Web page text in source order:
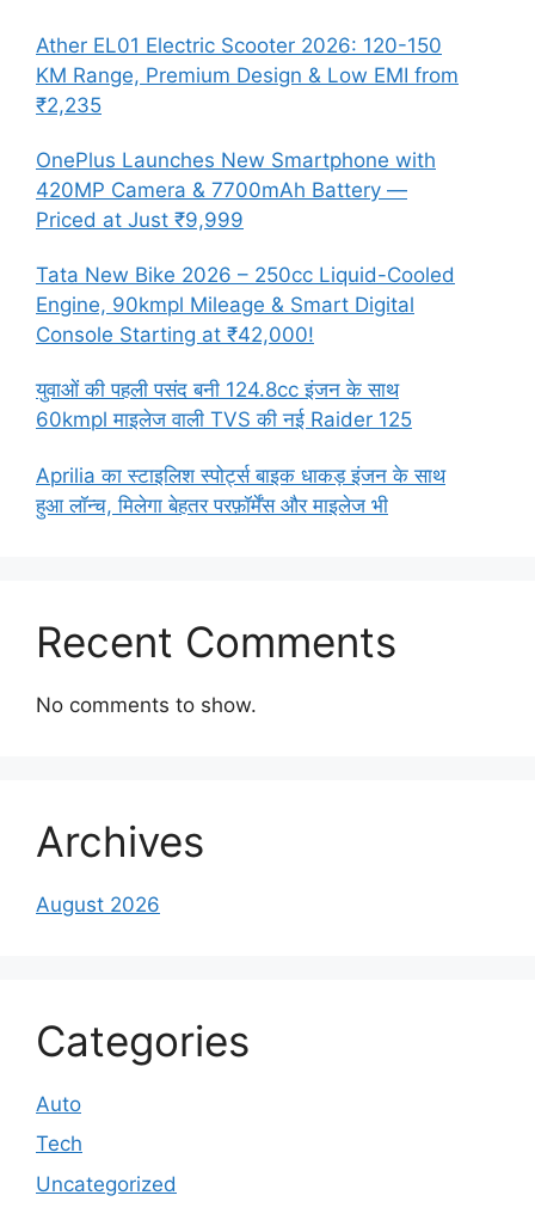
Ather EL01 Electric Scooter 2026: 120-150
KM Range, Premium Design & Low EMI from
₹2,235
OnePlus Launches New Smartphone with
420MP Camera & 7700mAh Battery —
Priced at Just ₹9,999
Tata New Bike 2026 – 250cc Liquid-Cooled
Engine, 90kmpl Mileage & Smart Digital
Console Starting at ₹42,000!
युवाओं की पहली पसंद बनी 124.8cc इंजन के साथ
60kmpl माइलेज वाली TVS की नई Raider 125
Aprilia का स्टाइलिश स्पोर्ट्स बाइक धाकड़ इंजन के साथ
हुआ लॉन्च, मिलेगा बेहतर परफ़ॉर्मेंस और माइलेज भी
Recent Comments
No comments to show.
Archives
August 2026
Categories
Auto
Tech
Uncategorized